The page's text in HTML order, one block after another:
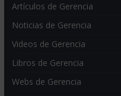
Artículos de Gerencia
Noticias de Gerencia
Videos de Gerencia
Libros de Gerencia
Webs de Gerencia